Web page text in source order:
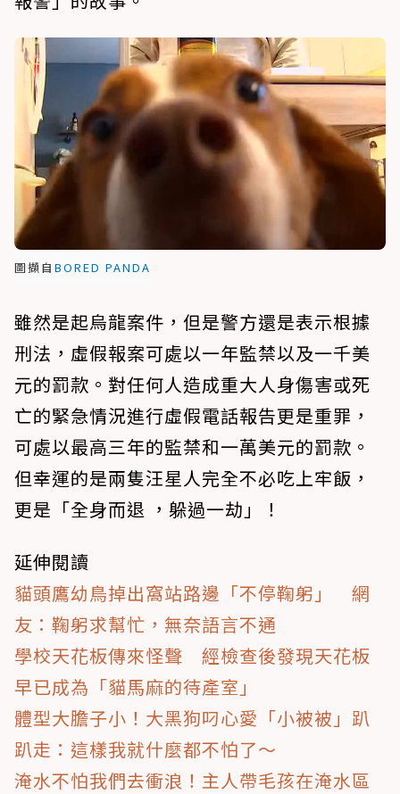
圖擷自 BORED PANDA
雖然是起烏龍案件，但是警方還是表示根據
刑法，虛假報案可處以一年監禁以及一千美
元的罰款。對任何人造成重大人身傷害或死
亡的緊急情況進行虛假電話報告更是重罪，
可處以最高三年的監禁和一萬美元的罰款。
但幸運的是兩隻汪星人完全不必吃上牢飯，
更是「全身而退 ，躲過一劫」！
延伸閱讀
貓頭鷹幼鳥掉出窩站路邊「不停鞠躬」 網
友：鞠躬求幫忙，無奈語言不通
學校天花板傳來怪聲 經檢查後發現天花板
早已成為「貓馬麻的待產室」
體型大膽子小！大黑狗叼心愛「小被被」趴
趴走：這樣我就什麼都不怕了～
淹水不怕我們去衝浪！主人帶毛孩在淹水區